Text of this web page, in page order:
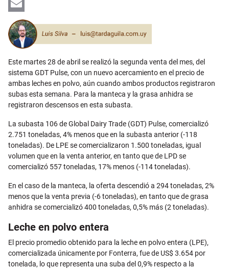
LinkedIn
Email
Este martes 28 de abril se realizó la segunda venta del mes, del
sistema GDT Pulse, con un nuevo acercamiento en el precio de
ambas leches en polvo, aún cuando ambos productos registraron
subas esta semana. Para la manteca y la grasa anhidra se
registraron descensos en esta subasta.
La subasta 106 de Global Dairy Trade (GDT) Pulse, comercializó
2.751 toneladas, 4% menos que en la subasta anterior (-118
toneladas). De LPE se comercializaron 1.500 toneladas, igual
volumen que en la venta anterior, en tanto que de LPD se
comercializó 557 toneladas, 17% menos (-114 toneladas).
En el caso de la manteca, la oferta descendió a 294 toneladas, 2%
menos que la venta previa (-6 toneladas), en tanto que de grasa
anhidra se comercializó 400 toneladas, 0,5% más (2 toneladas).
Leche en polvo entera
El precio promedio obtenido para la leche en polvo entera (LPE),
comercializada únicamente por Fonterra, fue de US$ 3.654 por
tonelada, lo que representa una suba del 0,9% respecto a la